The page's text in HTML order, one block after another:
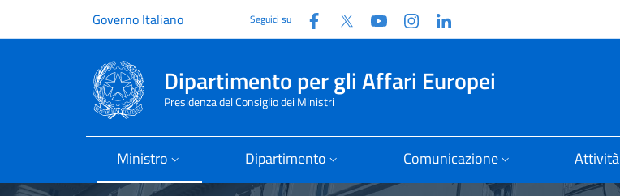
Governo Italiano Seguici su Facebook
Twitter YouTubeInstagram
Dipartimento per gli Affari Europei
Presidenza del Consiglio dei Ministri
Ministro Dipartimento Comunicazione Attività